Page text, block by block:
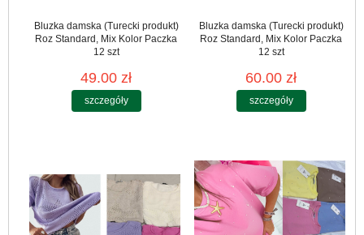
Bluzka damska (Turecki produkt)
Roz Standard, Mix Kolor Paczka
12 szt
49.00 zł
szczegóły
Bluzka damska (Turecki produkt)
Roz Standard, Mix Kolor Paczka
12 szt
60.00 zł
szczegóły